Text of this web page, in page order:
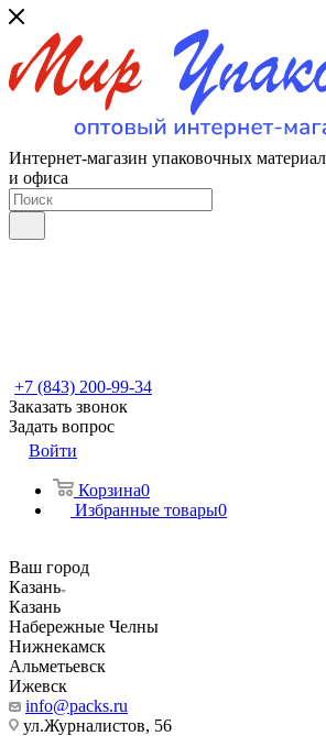
Интернет-магазин упаковочных
и офиса
+7 (843) 200-99-34
Заказать звонок
Задать вопрос
Войти
Корзина0
Избранные товары0
Ваш город
Казань
Казань
Набережные Челны
Нижнекамск
Альметьевск
Ижевск
info@packs.ru
ул.Журналистов, 56